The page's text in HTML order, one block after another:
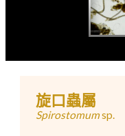
旋口蟲屬
Spirostomumsp.